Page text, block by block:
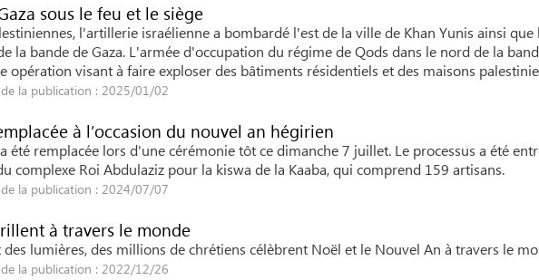
sous le feu et le siège
l'artillerie israélienne a bombardé l'est de la ville de Khan Yunis ainsi que
la bande de Gaza. L'armée d'occupation du régime de Qods dans le nord de la
opération visant à faire exploser des bâtiments résidentiels et des maisons
la publication : 2025/01/02
à l’occasion du nouvel an hégirien
été remplacée lors d'une cérémonie tôt ce dimanche 7 juillet. Le processus a été
complexe Roi Abdulaziz pour la kiswa de la Kaaba, qui comprend 159 artisans.
la publication : 2024/07/07
à travers le monde
lumières, des millions de chrétiens célèbrent Noël et le Nouvel An à travers le
la publication : 2022/12/26